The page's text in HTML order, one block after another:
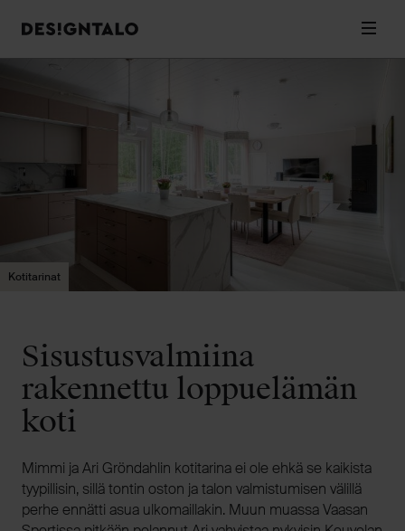
Designtalo
Kotitarinat
Sisustusvalmiina
rakennettu loppuelämän
koti
Mimmi ja Ari Gröndahlin kotitarina ei ole ehkä se kaikista
tyypillisin, sillä tontin oston ja talon valmistumisen välillä
perhe ennätti asua ulkomaillakin. Muun muassa Vaasan